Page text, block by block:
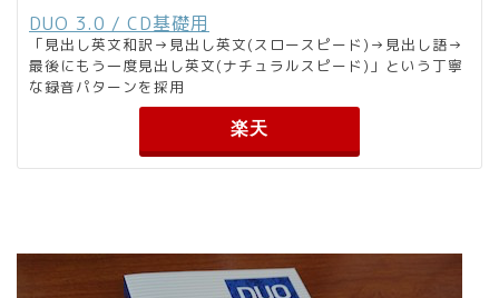
DUO 3.0 / CD基礎用
「見出し英文和訳→見出し英文(スロースピード)→見出し語→
最後にもう一度見出し英文(ナチュラルスピード)」という丁寧
な録音パターンを採用
楽天